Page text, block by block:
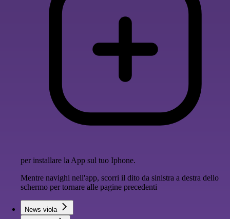
per installare la App sul tuo Iphone.
Mentre navighi nell'app, scorri il dito da sinistra a destra dello
schermo per tornare alle pagine precedenti
News viola